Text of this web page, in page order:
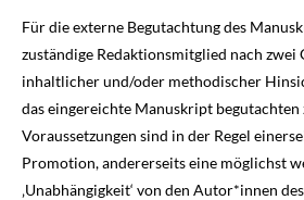
Für die externe Begutachtung des
zuständige Redaktionsmitglied nach
inhaltlicher und/oder methodischer
das eingereichte Manuskript begutachten
Voraussetzungen sind in der Regel
Promotion, andererseits eine möglichst
‚Unabhängigkeit‘ von den Autor*innen